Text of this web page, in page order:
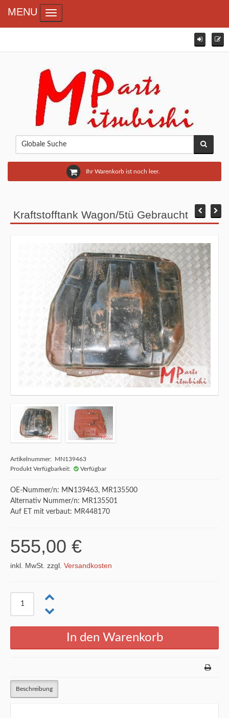
Ihr Warenkorb ist noch leer.
MENU Toggle navigation
Kraftstofftank Wagon/5tü Gebraucht
Artikelnummer: MN139463
Produkt Verfügbarkeit:
Verfügbar
OE-Nummer/n: MN139463, MR135500
Alternativ Nummer/n: MR135501
Auf ET mit verbaut: MR448170
555,00 €
inkl. MwSt. zzgl. Versandkosten
Beschreibung